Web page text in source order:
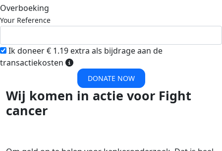
Overboeking
Your Reference
Ik doneer € 1.19 extra als bijdrage aan de
transactiekosten
DONATE NOW
Wij komen in actie voor Fight
cancer